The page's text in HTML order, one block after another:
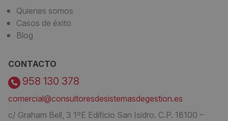
Quienes somos
Casos de éxito
Blog
CONTACTO
958 130 378
comercial@consultoresdesistemasdegestion.es
c/ Graham Bell, 3 1ºE Edificio San Isidro. C.P. 18100 –